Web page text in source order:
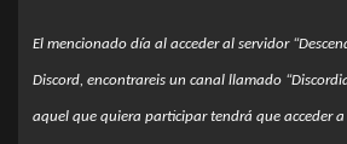
El mencionado día al acceder al servidor
Discord, encontrareis un canal llamado
aquel que quiera participar tendrá que acceder a